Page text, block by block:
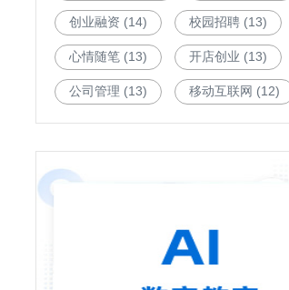
创业融资 (14) 校园招聘 (13)
心情随笔 (13) 开店创业 (13)
公司管理 (13) 移动互联网 (12)